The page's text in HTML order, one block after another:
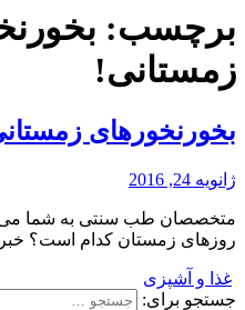
برچسب:
زمستانی!
بخورنخورهای
ژانویه 24, 2016
متخصصان طب سنتی به شما
روزهای زمستان کدام است؟
غذا و آشپزی
جستجو برای: